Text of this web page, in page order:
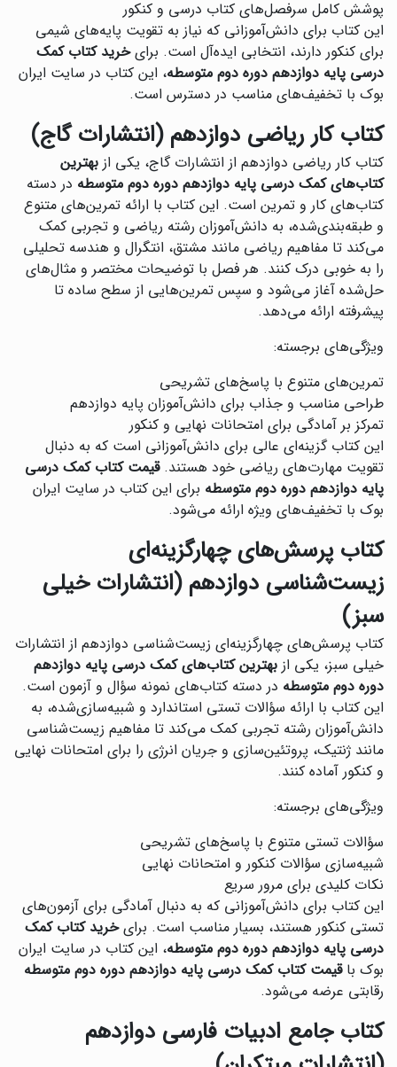
پوشش کامل سرفصل‌های کتاب درسی و کنکور
این کتاب برای دانش‌آموزانی که نیاز به تقویت پایه‌های شیمی
برای کنکور دارند، انتخابی ایده‌آل است. برایخرید کتاب کمک
درسی پایه دوازدهم دوره دوم متوسطه، این کتاب در سایت ایران
بوک با تخفیف‌های مناسب در دسترس است.
کتاب کار ریاضی دوازدهم (انتشارات گاج)
کتاب کار ریاضی دوازدهم از انتشارات گاج، یکی از بهترین
کتاب‌های کمک درسی پایه دوازدهم دوره دوم متوسطه در دسته
کتاب‌های کار و تمرین است. این کتاب با ارائه تمرین‌های متنوع
و طبقه‌بندی‌شده، به دانش‌آموزان رشته ریاضی و تجربی کمک
می‌کند تا مفاهیم ریاضی مانند مشتق، انتگرال و هندسه تحلیلی
را به خوبی درک کنند. هر فصل با توضیحات مختصر و مثال‌های
حل‌شده آغاز می‌شود و سپس تمرین‌هایی از سطح ساده تا
پیشرفته ارائه می‌دهد.
ویژگی‌های برجسته:
تمرین‌های متنوع با پاسخ‌های تشریحی
طراحی مناسب و جذاب برای دانش‌آموزان پایه دوازدهم
تمرکز بر آمادگی برای امتحانات نهایی و کنکور
این کتاب گزینه‌ای عالی برای دانش‌آموزانی است که به دنبال
تقویت مهارت‌های ریاضی خود هستند.قیمت کتاب کمک درسی
پایه دوازدهم دوره دوم متوسطه برای این کتاب در سایت ایران
بوک با تخفیف‌های ویژه ارائه می‌شود.
کتاب پرسش‌های چهارگزینه‌ای
زیست‌شناسی دوازدهم (انتشارات خیلی
سبز)
‌کتاب پرسش‌های چهارگزینه‌ای زیست‌شناسی دوازدهم از انتشارات
خیلی سبز، یکی از بهترین کتاب‌های کمک درسی پایه دوازدهم
دوره دوم متوسطه در دسته کتاب‌های نمونه سؤال و آزمون است.
این کتاب با ارائه سؤالات تستی استاندارد و شبیه‌سازی‌شده، به
دانش‌آموزان رشته تجربی کمک می‌کند تا مفاهیم زیست‌شناسی
مانند ژنتیک، پروتئین‌سازی و جریان انرژی را برای امتحانات نهایی
و کنکور آماده کنند.
ویژگی‌های برجسته:
سؤالات تستی متنوع با پاسخ‌های تشریحی
شبیه‌سازی سؤالات کنکور و امتحانات نهایی
نکات کلیدی برای مرور سریع
این کتاب برای دانش‌آموزانی که به دنبال آمادگی برای آزمون‌های
تستی کنکور هستند، بسیار مناسب است. برایخرید کتاب کمک
درسی پایه دوازدهم دوره دوم متوسطه، این کتاب در سایت ایران
بوک باقیمت کتاب کمک درسی پایه دوازدهم دوره دوم متوسطه
رقابتی عرضه می‌شود.
کتاب جامع ادبیات فارسی دوازدهم